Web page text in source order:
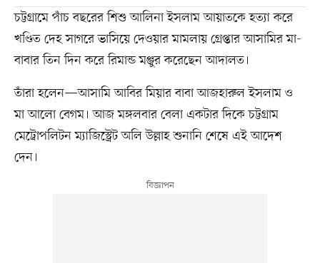
চট্টগ্রামে পাঁচ বছরের শিশু আলিনা ইসলাম আয়াতকে হত্যা করে
খণ্ডিত দেহ সাগরে ভাসিয়ে দেওয়ার মামলায় গ্রেপ্তার আসামির মা-
বাবার তিন দিন করে রিমান্ড মঞ্জুর করেছেন আদালত।
তাঁরা হলেন—আসামি আবির মিয়ার বাবা আজহারুল ইসলাম ও
মা আলো বেগম। আজ মঙ্গলবার বেলা একটার দিকে চট্টগ্রাম
মেট্রোপলিটন ম্যাজিস্ট্রেট অলি উল্লাহ শুনানি শেষে এই আদেশ
দেন।